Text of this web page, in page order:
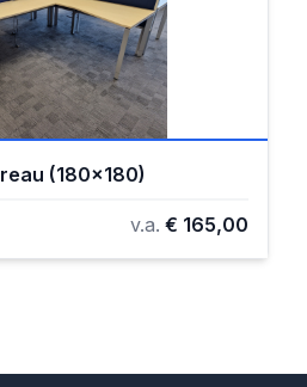
(180x180)
v.a. € 165,00